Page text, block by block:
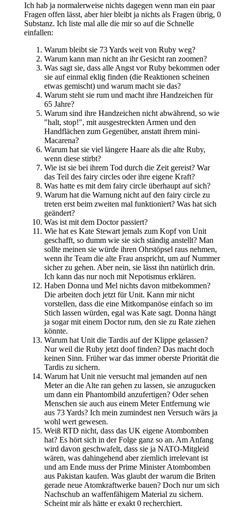
Ich hab ja normalerweise nichts dagegen wenn man ein paar
Fragen offen lässt, aber hier bleibt ja nichts als Fragen übrig, 0
Substanz. Ich liste mal alle die mir so auf die Schnelle
einfallen:
Warum bleibt sie 73 Yards weit von Ruby weg?
Warum kann man nicht an ihr Gesicht ran zoomen?
Was sagt sie, dass alle Angst vor Ruby bekommen oder
sie auf einmal eklig finden (die Reaktionen scheinen
etwas gemischt) und warum macht sie das?
Warum steht sie rum und macht ihre Handzeichen für
65 Jahre?
Warum sind ihre Handzeichen nicht abwährend, so wie
"halt, stop!", mit ausgestreckten Armen und den
Handflächen zum Gegenüber, anstatt ihrem mini-
Macarena?
Warum hat sie viel längere Haare als die alte Ruby,
wenn diese stirbt?
Wie ist sie bei ihrem Tod durch die Zeit gereist? War
das Teil des fairy circles oder ihre eigene Kraft?
Was hatte es mit dem fairy circle überhaupt auf sich?
Warum hat die Warnung nicht auf den fairy circle zu
treten erst beim zweiten mal funktioniert? Was hat sich
geändert?
Was ist mit dem Doctor passiert?
Wie hat es Kate Stewart jemals zum Kopf von Unit
geschafft, so dumm wie sie sich ständig anstellt? Man
sollte meinen sie würde ihren Ohrstöpsel raus nehmen,
wenn ihr Team die alte Frau anspricht, um auf Nummer
sicher zu gehen. Aber nein, sie lässt ihn natürlich drin.
Ich kann das nur noch mit Nepotismus erklären.
Haben Donna und Mel nichts davon mitbekommen?
Die arbeiten doch jetzt für Unit. Kann mir nicht
vorstellen, dass die eine Mitkompanöse einfach so im
Stich lassen würden, egal was Kate sagt. Donna hängt
ja sogar mit einem Doctor rum, den sie zu Rate ziehen
könnte.
Warum hat Unit die Tardis auf der Klippe gelassen?
Nur weil die Ruby jetzt doof finden? Das macht doch
keinen Sinn. Früher war das immer oberste Priorität die
Tardis zu sichern.
Warum hat Unit nie versucht mal jemanden auf nen
Meter an die Alte ran gehen zu lassen, sie anzugucken
um dann ein Phantombild anzufertigen? Oder sehen
Menschen sie auch aus einem Meter Entfernung wie
aus 73 Yards? Ich mein zumindest nen Versuch wärs ja
wohl wert gewesen.
Weiß RTD nicht, dass das UK eigene Atombomben
hat? Es hört sich in der Folge ganz so an. Am Anfang
wird davon geschwafelt, dass sie ja NATO-Mitgleid
wären, was dahingehend aber ziemlich irrelevant ist
und am Ende muss der Prime Minister Atombomben
aus Pakistan kaufen. Was glaubt der warum die Briten
gerade neue Atomkraftwerke bauen? Doch nur um sich
Nachschub an waffenfähigem Material zu sichern.
Scheint mir als hätte er exakt 0 recherchiert.